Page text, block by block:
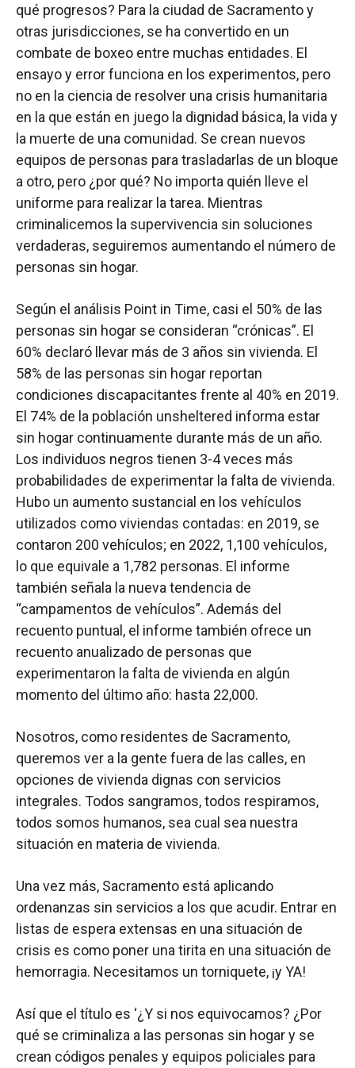
qué progresos? Para la ciudad de Sacramento y
otras jurisdicciones, se ha convertido en un
combate de boxeo entre muchas entidades. El
ensayo y error funciona en los experimentos, pero
no en la ciencia de resolver una crisis humanitaria
en la que están en juego la dignidad básica, la vida y
la muerte de una comunidad. Se crean nuevos
equipos de personas para trasladarlas de un bloque
a otro, pero ¿por qué? No importa quién lleve el
uniforme para realizar la tarea. Mientras
criminalicemos la supervivencia sin soluciones
verdaderas, seguiremos aumentando el número de
personas sin hogar.
Según el análisis Point in Time, casi el 50% de las
personas sin hogar se consideran “crónicas”. El
60% declaró llevar más de 3 años sin vivienda. El
58% de las personas sin hogar reportan
condiciones discapacitantes frente al 40% en 2019.
El 74% de la población unsheltered informa estar
sin hogar continuamente durante más de un año.
Los individuos negros tienen 3-4 veces más
probabilidades de experimentar la falta de vivienda.
Hubo un aumento sustancial en los vehículos
utilizados como viviendas contadas: en 2019, se
contaron 200 vehículos; en 2022, 1,100 vehículos,
lo que equivale a 1,782 personas. El informe
también señala la nueva tendencia de
“campamentos de vehículos”. Además del
recuento puntual, el informe también ofrece un
recuento anualizado de personas que
experimentaron la falta de vivienda en algún
momento del último año: hasta 22,000.
Nosotros, como residentes de Sacramento,
queremos ver a la gente fuera de las calles, en
opciones de vivienda dignas con servicios
integrales. Todos sangramos, todos respiramos,
todos somos humanos, sea cual sea nuestra
situación en materia de vivienda.
Una vez más, Sacramento está aplicando
ordenanzas sin servicios a los que acudir. Entrar en
listas de espera extensas en una situación de
crisis es como poner una tirita en una situación de
hemorragia. Necesitamos un torniquete, ¡y YA!
Así que el título es ‘¿Y si nos equivocamos? ¿Por
qué se criminaliza a las personas sin hogar y se
crean códigos penales y equipos policiales para